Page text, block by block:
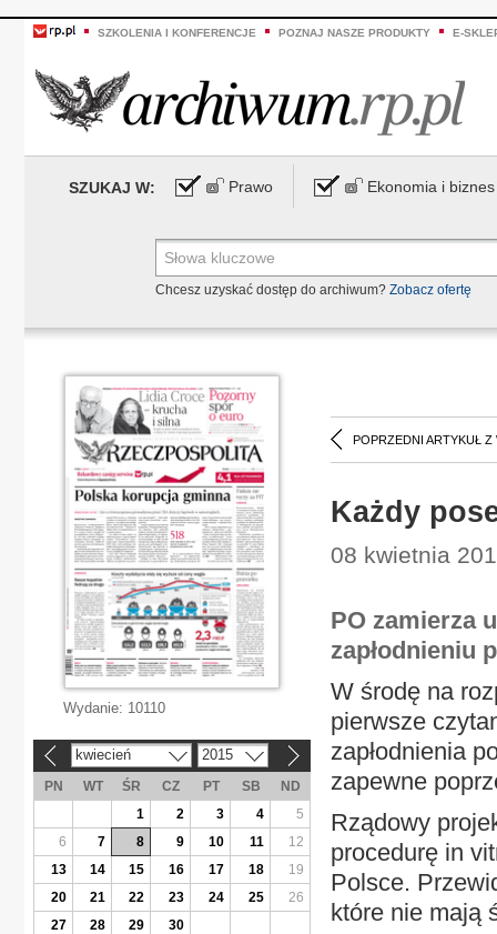
SZKOLENIA I KONFERENCJE POZNAJ NASZE PRODUKTY E-
SZUKAJ W: Prawo Ekonomia i biznes
Chcesz uzyskać dostęp do archiwum? Zobacz ofertę
POPRZEDNI ARTYKUŁ Z
Każdy
08 kwietnia
PO zamierza
zapłodnieniu
W środę na
pierwsze
zapłodnienia
zapewne
Rządowy
procedurę in
Polsce.
które nie mają
Wydanie: 10110
kwiecień 2015
PN WT ŚR CZ PT SB
ND
1
2 3 4
5
6
7 8 9 10 11
12
13
14 15 16 17 18
19
20
21 22 23 24 25
26
27
28 29 30